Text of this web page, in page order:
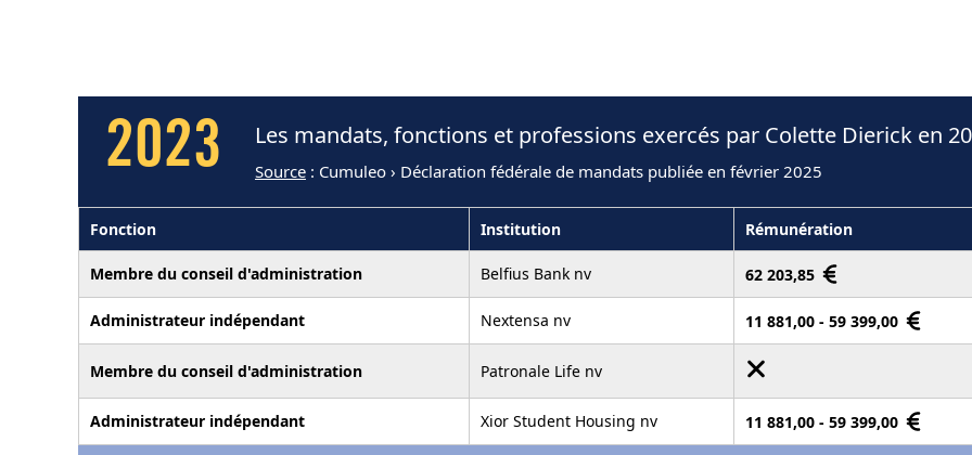
2023 Les mandats, fonctions et professions exercés par Colette Dierick en
Source : Cumuleo › Déclaration fédérale de mandats publiée en février 2025
Fonction Institution Rémunération
Membre du conseil d'administration Belfius Bank nv 62 203,85
Administrateur indépendant Nextensa nv 11 881,00 - 59 399,00
Membre du conseil d'administration Patronale Life nv
Administrateur indépendant Xior Student Housing nv 11 881,00 - 59 399,00